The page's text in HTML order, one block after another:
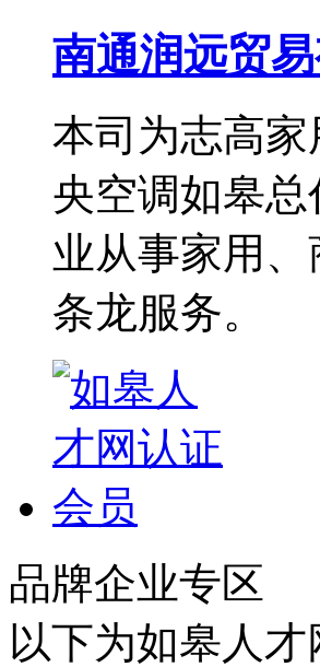
南通润远贸
本司为志高
央空调如皋
业从事家用
条龙服务。
品牌企业专区
以下为如皋人